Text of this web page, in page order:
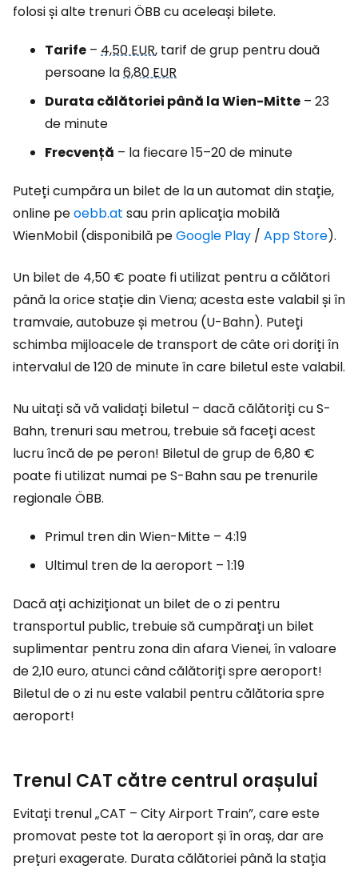
folosi și alte trenuri ÖBB cu aceleași bilete.
Tarife – 4,50 EUR, tarif de grup pentru două
persoane la6,80 EUR
Durata călătoriei până la Wien-Mitte – 23
de minute
Frecvență – la fiecare 15–20 de minute
Puteți cumpăra un bilet de la un automat din stație,
online peoebb.at sau prin aplicația mobilă
WienMobil (disponibilă peGoogle Play / App Store).
Un bilet de 4,50 € poate fi utilizat pentru a călători
până la orice stație din Viena; acesta este valabil și în
tramvaie, autobuze și metrou (U-Bahn). Puteți
schimba mijloacele de transport de câte ori doriți în
intervalul de 120 de minute în care biletul este valabil.
Nu uitați să vă validați biletul – dacă călătoriți cu S-
Bahn, trenuri sau metrou, trebuie să faceți acest
lucru încă de pe peron! Biletul de grup de 6,80 €
poate fi utilizat numai pe S-Bahn sau pe trenurile
regionale ÖBB.
Primul tren din Wien-Mitte – 4:19
Ultimul tren de la aeroport – 1:19
Dacă ați achiziționat un bilet de o zi pentru
transportul public, trebuie să cumpărați un bilet
suplimentar pentru zona din afara Vienei, în valoare
de 2,10 euro, atunci când călătoriți spre aeroport!
Biletul de o zi nu este valabil pentru călătoria spre
aeroport!
Trenul CAT către centrul orașului
Evitați trenul „CAT – City Airport Train”, care este
promovat peste tot la aeroport și în oraș, dar are
prețuri exagerate. Durata călătoriei până la stația